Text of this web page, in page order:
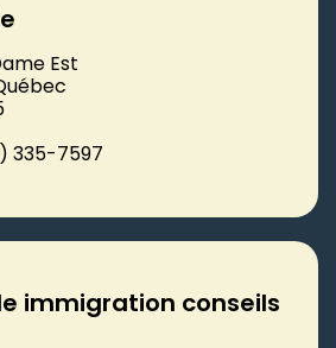
Est
335-7597
immigration conseils